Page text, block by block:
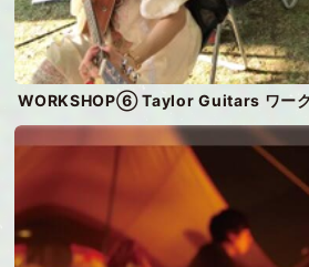
WORKSHOP⑥ Taylor Guitars ワー